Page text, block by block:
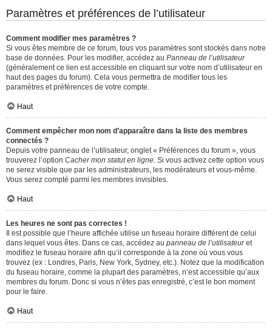
Paramètres et préférences de l’utilisateur
Comment modifier mes paramètres ?
Si vous êtes membre de ce forum, tous vos paramètres sont stockés dans notre
base de données. Pour les modifier, accédez au Panneau de l’utilisateur
(généralement ce lien est accessible en cliquant sur votre nom d’utilisateur en
haut des pages du forum). Cela vous permettra de modifier tous les
paramètres et préférences de votre compte.
Haut
Comment empêcher mon nom d’apparaître dans la liste des membres
connectés ?
Depuis votre panneau de l’utilisateur, onglet « Préférences du forum », vous
trouverez l’option Cacher mon statut en ligne . Si vous activez cette option vous
ne serez visible que par les administrateurs, les modérateurs et vous-même.
Vous serez compté parmi les membres invisibles.
Haut
Les heures ne sont pas correctes !
Il est possible que l’heure affichée utilise un fuseau horaire différent de celui
dans lequel vous êtes. Dans ce cas, accédez au panneau de l’utilisateuret
modifiez le fuseau horaire afin qu’il corresponde à la zone où vous vous
trouvez (ex : Londres, Paris, New York, Sydney, etc.). Notez que la modification
du fuseau horaire, comme la plupart des paramètres, n’est accessible qu’aux
membres du forum. Donc si vous n’êtes pas enregistré, c’est le bon moment
pour le faire.
Haut